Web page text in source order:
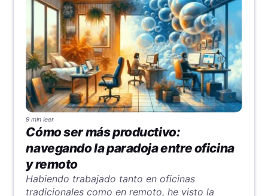
9 min leer
Cómo ser más productivo:
navegando la paradoja entre oficina
y remoto
Habiendo trabajado tanto en oficinas
tradicionales como en remoto, he visto la